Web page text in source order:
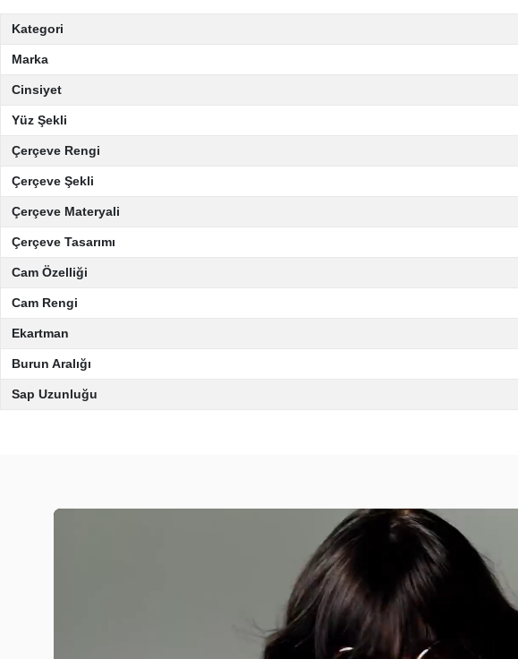
Kategori
Marka
Cinsiyet
Yüz Şekli
Çerçeve Rengi
Çerçeve Şekli
Çerçeve Materyali
Çerçeve Tasarımı
Cam Özelliği
Cam Rengi
Ekartman
Burun Aralığı
Sap Uzunluğu